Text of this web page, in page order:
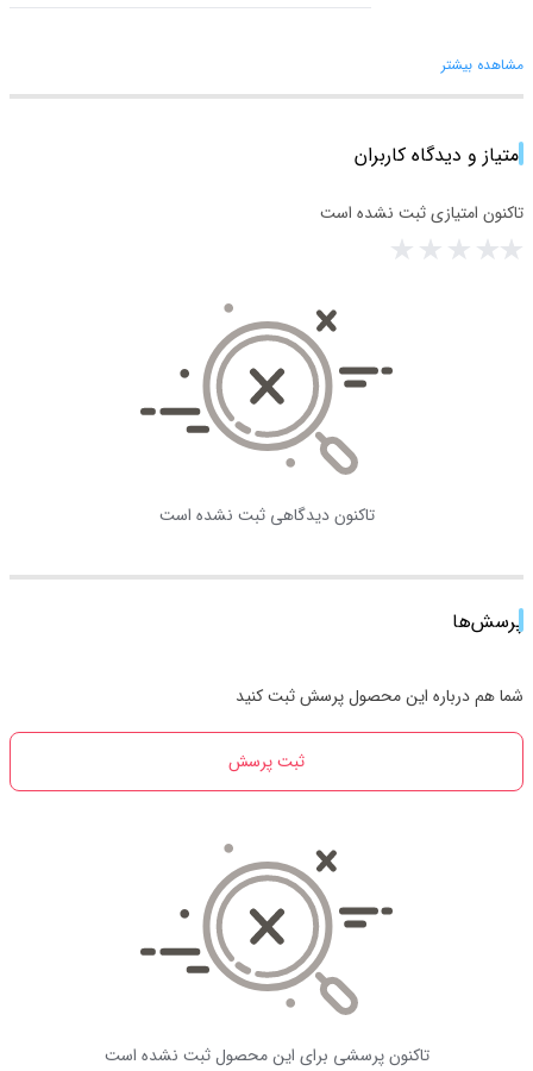
مشاهده بیشتر
امتیاز و دیدگاه کاربران
تاکنون امتیازی ثبت نشده است
تاکنون دیدگاهی ثبت نشده است
پرسش‌ها
شما هم درباره این محصول پرسش ثبت کنید
ثبت پرسش
تاکنون پرسشی برای این محصول ثبت نشده است